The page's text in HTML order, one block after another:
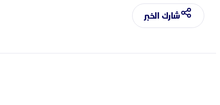
شارك الخبر